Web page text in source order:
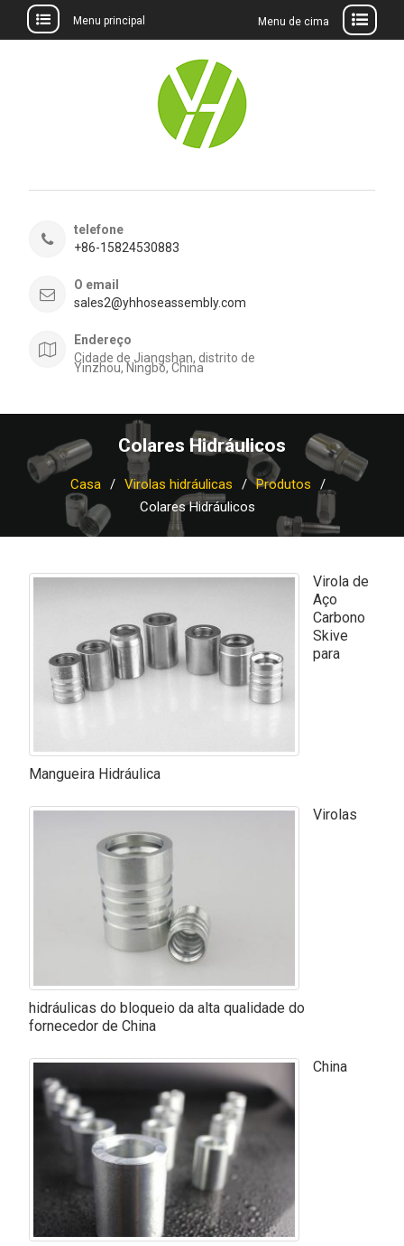
Menu principal Menu de cima
telefone
+86-15824530883
O email
sales2@yhhoseassembly.com
Endereço
Cidade de Jiangshan, distrito de
Yinzhou, Ningbo, China
Colares Hidráulicos
Casa Virolas hidráulicas
Produtos
Colares Hidráulicos
Virola de
Aço
Carbono
Skive
para
Mangueira Hidráulica
Virolas
hidráulicas do bloqueio da alta qualidade do
fornecedor de China
China